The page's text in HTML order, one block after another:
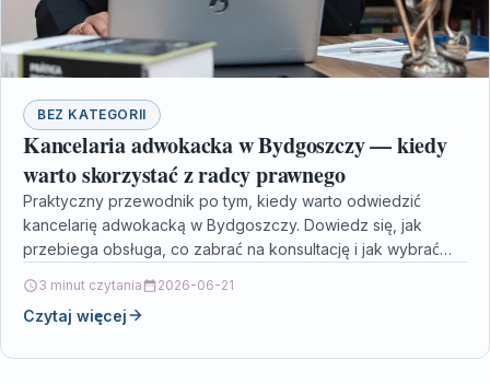
BEZ KATEGORII
Kancelaria adwokacka w Bydgoszczy — kiedy
warto skorzystać z radcy prawnego
Praktyczny przewodnik po tym, kiedy warto odwiedzić
kancelarię adwokacką w Bydgoszczy. Dowiedz się, jak
przebiega obsługa, co zabrać na konsultację i jak wybrać
3 minut czytania 2026-06-21
Czytaj więcej